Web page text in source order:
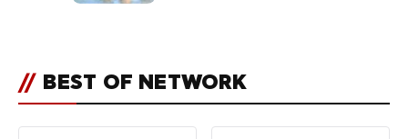
// BEST OF NETWORK